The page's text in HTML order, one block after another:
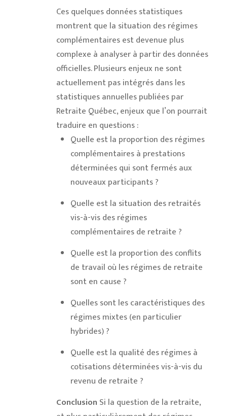
Ces quelques données statistiques
montrent que la situation des régimes
complémentaires est devenue plus
complexe à analyser à partir des données
officielles. Plusieurs enjeux ne sont
actuellement pas intégrés dans les
statistiques annuelles publiées par
Retraite Québec, enjeux que l’on pourrait
traduire en questions :
Quelle est la proportion des régimes
complémentaires à prestations
déterminées qui sont fermés aux
nouveaux participants ?
Quelle est la situation des retraités
vis-à-vis des régimes
complémentaires de retraite ?
Quelle est la proportion des conflits
de travail où les régimes de retraite
sont en cause ?
Quelles sont les caractéristiques des
régimes mixtes (en particulier
hybrides) ?
Quelle est la qualité des régimes à
cotisations déterminées vis-à-vis du
revenu de retraite ?
Conclusion Si la question de la retraite,